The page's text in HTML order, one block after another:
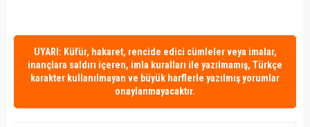
UYARI: Küfür, hakaret, rencide edici cümleler veya imalar,
inançlara saldırı içeren, imla kuralları ile yazılmamış, Türkçe
karakter kullanılmayan ve büyük harflerle yazılmış yorumlar
onaylanmayacaktır.